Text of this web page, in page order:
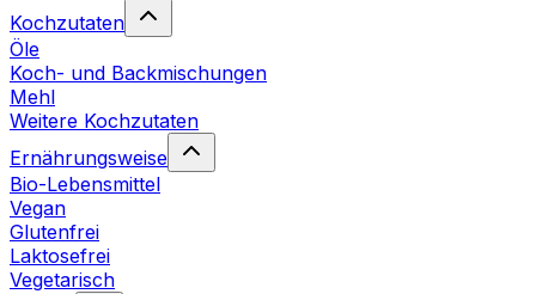
Kochzutaten
Öle
Koch- und Backmischungen
Mehl
Weitere Kochzutaten
Ernährungsweise
Bio-Lebensmittel
Vegan
Glutenfrei
Laktosefrei
Vegetarisch